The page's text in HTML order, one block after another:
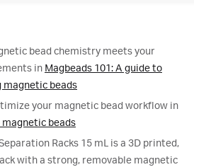
bead chemistry meets your
in Magbeads 101: A guide to
magnetic beads
your magnetic bead workflow in
beads
Racks 15 mL is a 3D printed,
with a strong, removable magnetic